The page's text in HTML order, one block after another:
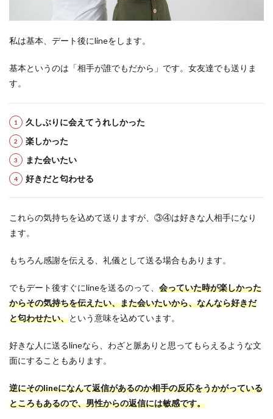
私は基本、デート後にlineをします。
基本というのは「相手が誰でもだから」です。女友達でも送りま
す。
久しぶりに会えてうれしかった
楽しかった
また会いたい
好きだと匂わせる
これらの気持ちを込めて送りますが、③④は好きな人相手になり
ます。
もちろん感謝を伝える、礼儀として送る場合もあります。
でもデート後すぐにlineを送るのって、 会っていた時が楽しかった
からその気持ちを伝えたい、また会いたいから、なんなら好きだ
と匂わせたい、という意味を込めています。
好きな人に送るlineなら、わざと脈ありと思ってもらえるような文
面にすることもあります。
逆にそのlineになんて返信があるのか相手の反応をうかがっている
ところもあるので、男性からの返信には敏感です。